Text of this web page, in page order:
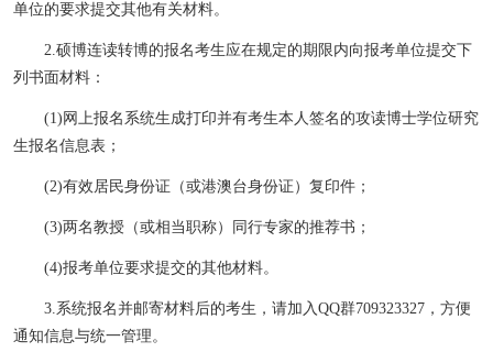
单位的要求提交其他有关材料。
2.硕博连读转博的报名考生应在规定的期限内向报考单位提交下
列书面材料：
(1) 网上报名系统生成打印并有考生本人签名的攻读博士学位研究
生报名信息表；
(2)有效居民身份证（或港澳台身份证）复印件；
(3)两名教授（或相当职称）同行专家的推荐书；
(4)报考单位要求提交的其他材料。
3.系统报名并邮寄材料后的考生，请加入QQ群709323327 ，方便
通知信息与统一管理。